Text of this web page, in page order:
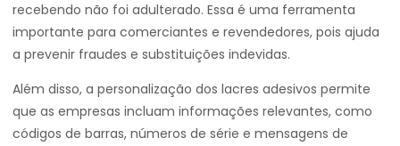
recebendo não foi adulterado. Essa é uma ferramenta
importante para comerciantes e revendedores, pois ajuda
a prevenir fraudes e substituições indevidas.
Além disso, a personalização dos lacres adesivos permite
que as empresas incluam informações relevantes, como
códigos de barras, números de série e mensagens de